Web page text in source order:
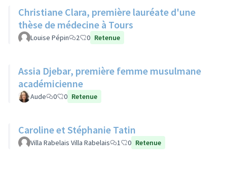
Christiane Clara, première lauréate d'une
thèse de médecine à Tours
Louise Pépin 2 0 Retenue
Assia Djebar, première femme musulmane
académicienne
Aude 0 0 Retenue
Caroline et Stéphanie Tatin
Villa Rabelais Villa Rabelais 1 0 Retenue